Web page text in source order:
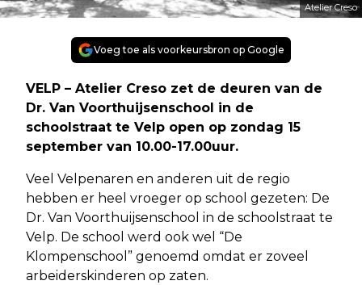
Atelier Creso
Voeg toe als voorkeursbron op Google
VELP – Atelier Creso zet de deuren van de
Dr. Van Voorthuijsenschool in de
schoolstraat te Velp open op zondag 15
september van 10.00-17.00uur.
Veel Velpenaren en anderen uit de regio
hebben er heel vroeger op school gezeten: De
Dr. Van Voorthuijsenschool in de schoolstraat te
Velp. De school werd ook wel “De
Klompenschool” genoemd omdat er zoveel
arbeiderskinderen op zaten.